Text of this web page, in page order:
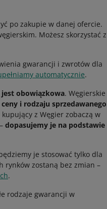
po zakupie w danej ofercie.
Możesz skorzystać z
gwarancji i zwrotów dla
automatycznie.
jest obowiązkowa. Węgierskie
i rodzaju sprzedawanego
z Węgier zobaczą w
dopasujemy je na podstawie
je stosować tylko dla
rynków zostaną bez zmian –
.
rodzaje gwarancji w